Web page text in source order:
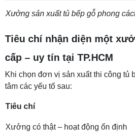
Xưởng sản xuất tủ bếp gỗ phong
Tiêu chí nhận diện một
cấp – uy tín tại TP.HCM
Khi chọn đơn vị sản xuất thi công tủ
tâm các yếu tố sau:
Tiêu chí
Xưởng có thật – hoạt động ổn định